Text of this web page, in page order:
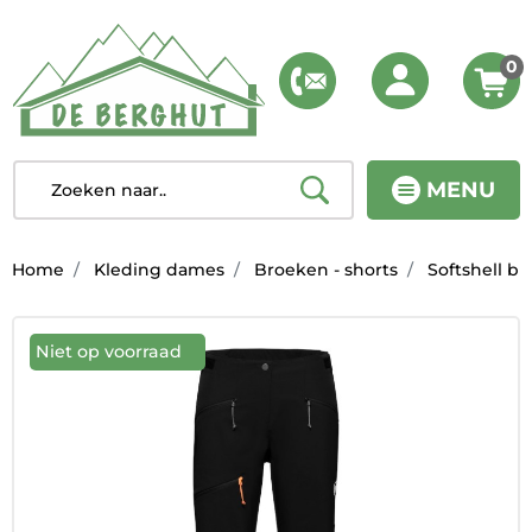
MENU
0
Home Kleding dames Broeken - shorts Softshell
Niet op voorraad